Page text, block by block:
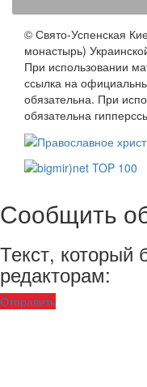
© Свято-Успенская
монастырь)
При использовании
ссылка на
обязательна. При
обязательна
Сообщить
Текст, который
редакторам:
Отправить